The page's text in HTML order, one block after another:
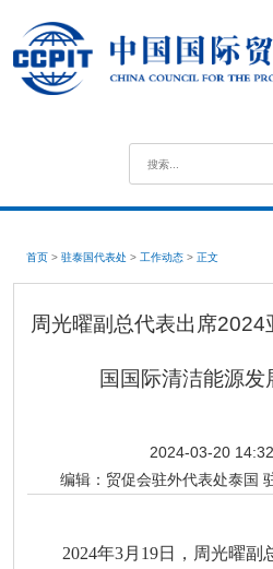
首页 > 驻泰国代表处 > 工作动态 > 正文
周光曜副总代表出席
国国际清洁能源发
2024-03-20
编辑： 贸促会驻外代表处泰国
2024年3月19日，周光曜副